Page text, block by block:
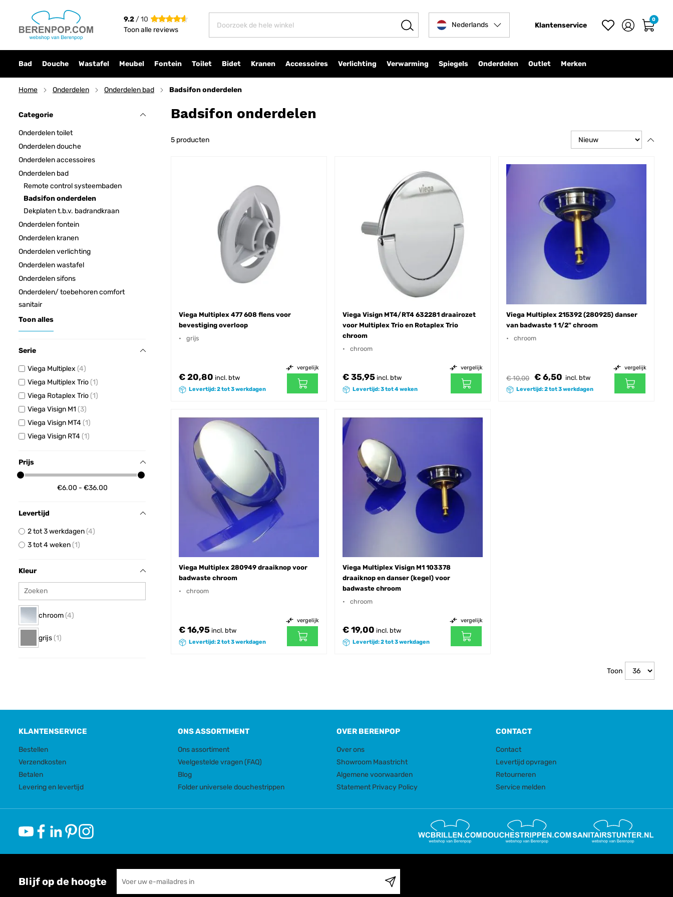
Nederlands Klantenservice
9.2 / 10
Toon alle reviews
0
Bad Douche Wastafel Meubel Fontein Toilet Bidet Kranen Accessoires Verlichting Verwarming Spiegels Onderdelen Outlet Merken
Home Onderdelen Onderdelen bad Badsifon onderdelen
Badsifon onderdelen
5 producten
Viega Multiplex 477 608 flens voor
bevestiging overloop
grijs
€ 20,80 incl. btw
Levertijd: 2 tot 3 werkdagen
vergelijk
Viega Visign MT4/RT4 632281 draairozet
voor Multiplex Trio en Rotaplex Trio
chroom
chroom
€ 35,95 incl. btw
Levertijd: 3 tot 4 weken
vergelijk
Viega Multiplex 215392 (280925) danser
van badwaste 1 1/2" chroom
chroom
€ 6,50 incl. btw
€ 10,00
Levertijd: 2 tot 3 werkdagen
vergelijk
Viega Multiplex 280949 draaiknop voor
badwaste chroom
chroom
€ 16,95 incl. btw
Levertijd: 2 tot 3 werkdagen
vergelijk
Viega Multiplex Visign M1 103378
draaiknop en danser (kegel) voor
badwaste chroom
chroom
€ 19,00 incl. btw
Levertijd: 2 tot 3 werkdagen
vergelijk
Toon
Categorie
Onderdelen toilet
Onderdelen douche
Onderdelen accessoires
Onderdelen bad
Remote control systeembaden
Badsifon onderdelen
Dekplaten t.b.v. badrandkraan
Onderdelen fontein
Onderdelen kranen
Onderdelen verlichting
Onderdelen wastafel
Onderdelen sifons
Onderdelen/ toebehoren comfort
sanitair
Toon alles
Serie
Viega Multiplex 4
Viega Multiplex Trio 1
Viega Rotaplex Trio 1
Viega Visign M1 3
Viega Visign MT4 1
Viega Visign RT4 1
Prijs
€6.00 - €36.00
Levertijd
2 tot 3 werkdagen 4
3 tot 4 weken 1
Kleur
chroom 4
grijs 1
KLANTENSERVICE
Bestellen
Verzendkosten
Betalen
Levering en levertijd
ONS ASSORTIMENT
Ons assortiment
Veelgestelde vragen (FAQ)
Blog
Folder universele douchestrippen
OVER BERENPOP
Over ons
Showroom Maastricht
Algemene voorwaarden
Statement Privacy Policy
CONTACT
Contact
Levertijd opvragen
Retourneren
Service melden
Blijf op de hoogte